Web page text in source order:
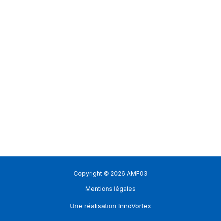
Copyright © 2026 AMF03
Mentions légales
Une réalisation InnoVortex